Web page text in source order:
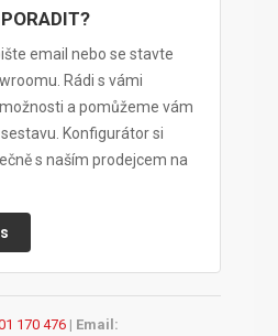
email nebo se stavte
Rádi s vámi
a pomůžeme vám
Konfigurátor si
s naším prodejcem na
170 476 | Email: